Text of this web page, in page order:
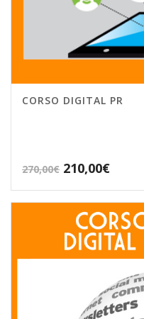
CORSO DIGITAL PR
270,00€ 210,00€